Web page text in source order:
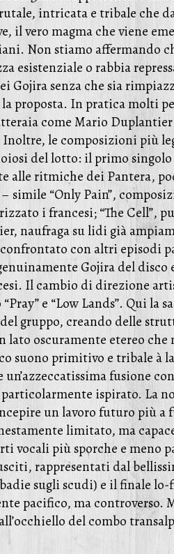
intricata e tribale che
il vero magma che viene
Non stiamo affermando
esistenziale o rabbia
Gojira senza che sia
proposta. In pratica molti
come Mario Duplantier
le composizioni più
del lotto: il primo singolo
alle ritmiche dei Pantera,
simile “Only Pain”,
i francesi; “The Cell”,
naufraga su lidi già
con altri episodi
Gojira del disco
Il cambio di direzione
“Pray” e “Low Lands”. Qui
gruppo, creando delle
lato oscuramente etereo
suono primitivo e tribale à
un’azzeccatissima fusione
ispirato. La
un lavoro futuro più a
limitato, ma
vocali più sporche e meno
rappresentati dal
sugli scudi) e il finale
pacifico, ma controverso.
del combo